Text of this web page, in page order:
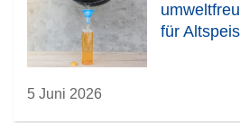
für
5 Juni 2026